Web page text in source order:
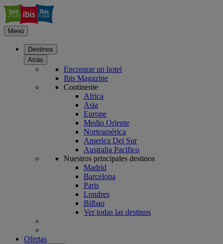
Menú
Destinos
Atrás
Encontrar un hotel
Ibis Magazine
Continente
Africa
Asia
Europe
Medio Oriente
Norteamérica
America Del Sur
Australia Pacifico
Nuestros principales destinos
Madrid
Barcelona
Paris
Londres
Bilbao
Ver todas las destinos
Ofertas